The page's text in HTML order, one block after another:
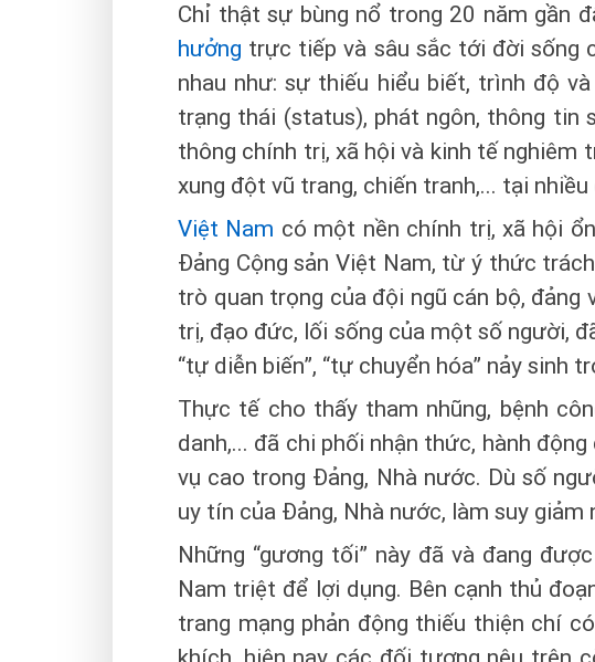
Chỉ thật sự bùng nổ trong 20 năm gần
hưởng trực tiếp và sâu sắc tới đời sống
nhau như: sự thiếu hiểu biết, trình độ
trạng thái (status), phát ngôn, thông tin
thông chính trị, xã hội và kinh tế nghiêm
xung đột vũ trang, chiến tranh,... tại
Việt Nam có một nền chính trị, xã hội
Đảng Cộng sản Việt Nam, từ ý thức
trò quan trọng của đội ngũ cán bộ,
trị, đạo đức, lối sống của một số người,
“tự diễn biến”, “tự chuyển hóa” nảy sinh
Thực tế cho thấy tham nhũng, bệnh
danh,... đã chi phối nhận thức, hành
vụ cao trong Đảng, Nhà nước. Dù số
uy tín của Đảng, Nhà nước, làm suy giảm
Những “gương tối” này đã và đang
Nam triệt để lợi dụng. Bên cạnh thủ
trang mạng phản động thiếu thiện chí